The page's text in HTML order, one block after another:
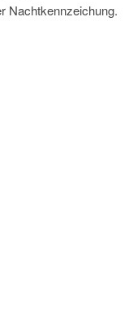
Nachtkennzeichung.